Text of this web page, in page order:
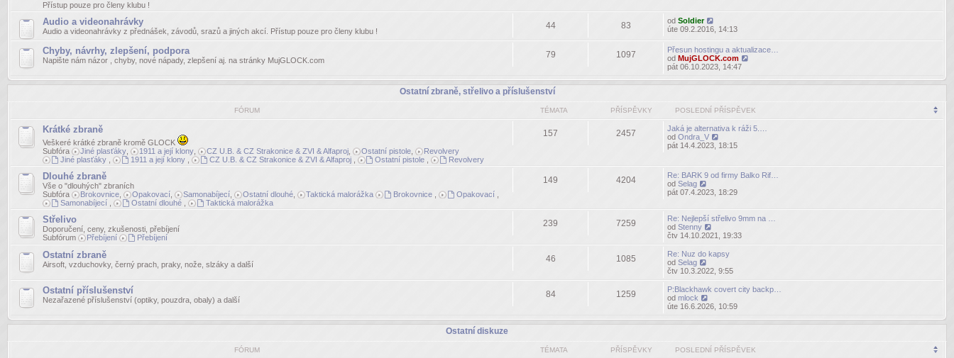
Přístup pouze pro členy klubu !
Audio a videonahrávky
Audio a videonahrávky z přednášek, závodů, srazů a jiných akcí. Přístup pouze pro členy klubu !
44 83 odSoldier
Zobrazit
příspěvek
úte 09.2.2016, 14:13
Chyby, návrhy, zlepšení, podpora
Napište nám názor , chyby, nové nápady, zlepšení aj. na stránky MujGLOCK.com
79 1097
Přesun hostingu a aktualizace…
odMujGLOCK.com
Zobrazit
příspěvek
pát 06.10.2023, 14:47
Ostatní zbraně, střelivo a příslušenství
FÓRUM TÉMATA PŘÍSPĚVKY POSLEDNÍ PŘÍSPĚVEK
Krátké zbraně
Veškeré krátké zbraně kromě GLOCK
Subfóra
Jiné plasťáky 1911 a její klony CZ U.B. & CZ Strakonice & ZVI & Alfaproj Ostatní pistole
Revolvery
Jiné plasťáky, 1911 a její klony, CZ U.B. & CZ Strakonice & ZVI & Alfaproj, Ostatní pistole , Revolvery
157 2457
Jaká je alternativa k ráži 5.…
odOndra_V
Zobrazit
pát 14.4.2023, 18:15
Dlouhé zbraně
Vše o "dlouhých" zbraních
Subfóra
Brokovnice Opakovací Samonabíjecí Ostatní dlouhé Taktická malorážka Brokovnice, Opakovací,
Samonabíjecí, Ostatní dlouhé, Taktická malorážka
149 4204
Re: BARK 9 od firmy Balko Rif…
odSelag
Zobrazit
příspěvek
pát 07.4.2023, 18:29
Střelivo
Doporučení, ceny, zkušenosti, přebíjení
Subfórum
Přebíjení Přebíjení
239 7259
Re: Nejlepší střelivo 9mm na …
odStenny
Zobrazit
poslední
příspěvek
čtv 14.10.2021, 19:33
Ostatní zbraně
Airsoft, vzduchovky, černý prach, praky, nože, slzáky a další
46 1085
Re: Nuz do kapsy
odSelag
Zobrazit
poslední
příspěvek
čtv 10.3.2022, 9:55
Ostatní příslušenství
Nezařazené příslušenství (optiky, pouzdra, obaly) a další
84 1259
P:Blackhawk covert city backp…
odmlock
Zobrazit
příspěvek
úte 16.6.2026, 10:59
Ostatní diskuze
FÓRUM TÉMATA PŘÍSPĚVKY POSLEDNÍ PŘÍSPĚVEK